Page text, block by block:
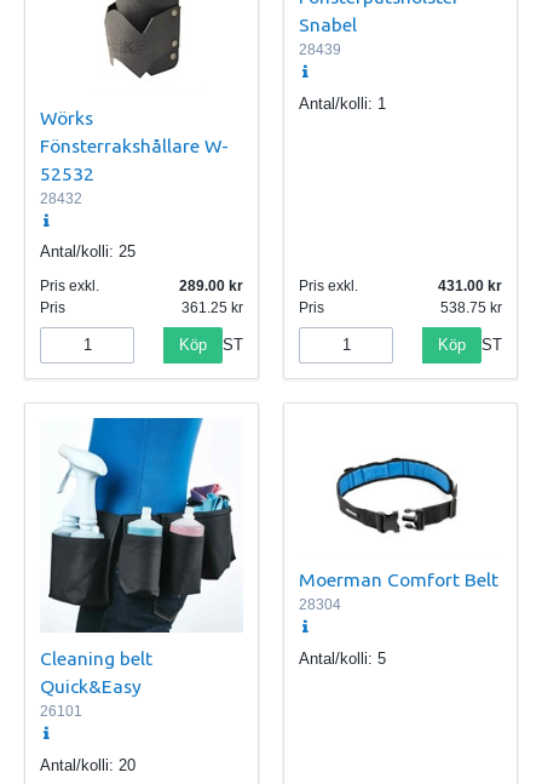
Wörks
Fönsterrakshållare W-
52532
28432
Antal/kolli: 25
Pris exkl.
289.00
Pris
361.25
Köp ST
Snabel
28439
Antal/kolli: 1
Pris exkl.
431.00
Pris
538.75
Köp ST
Cleaning belt
Quick&Easy
26101
Antal/kolli: 20
Moerman Comfort Belt
28304
Antal/kolli: 5